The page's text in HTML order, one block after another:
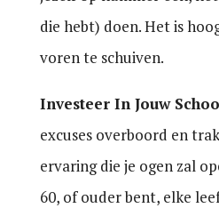
die hebt) doen. Het is
voren te schuiven.
Investeer In Jouw
excuses overboord en
ervaring die je ogen zal
60, of ouder bent, elke